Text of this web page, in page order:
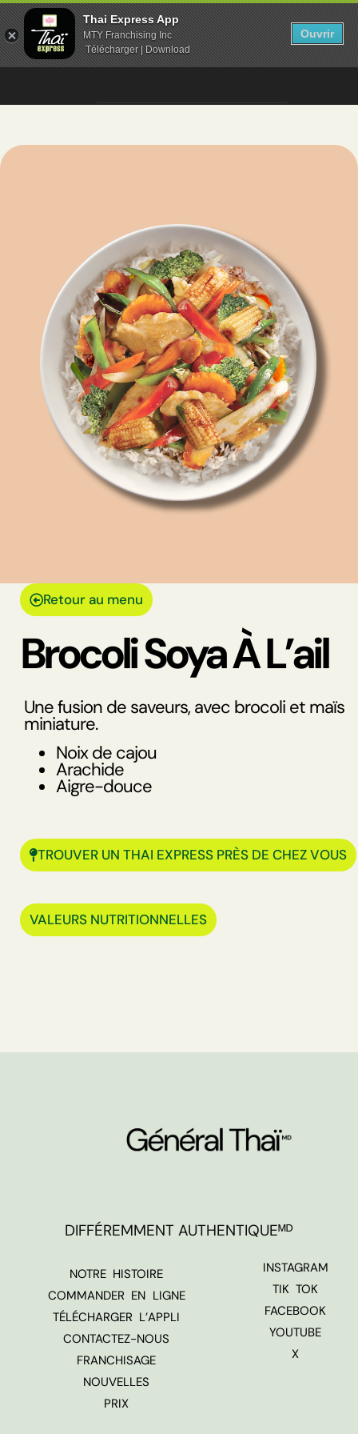
Retour au menu
Brocoli Soya À L’ail
Une fusion de saveurs, avec brocoli et maïs
miniature.
Noix de cajou
Arachide
Aigre-douce
TROUVER UN THAI EXPRESS PRÈS DE CHEZ VOUS
VALEURS NUTRITIONNELLES
DIFFÉREMMENT AUTHENTIQUEᴹᴰ
NOTRE HISTOIRE
COMMANDER EN LIGNE
TÉLÉCHARGER L’APPLI
CONTACTEZ-NOUS
FRANCHISAGE
NOUVELLES
PRIX
INSTAGRAM
TIK TOK
FACEBOOK
YOUTUBE
X
Thai Express App
MTY Franchising Inc
Télécharger | Download
Ouvrir